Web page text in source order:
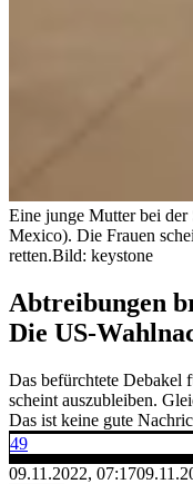
Eine junge Mutter bei
Mexico). Die Frauen
retten.Bild: keystone
Abtreibungen
Die US-
Das befürchtete Debakel
scheint auszubleiben.
Das ist keine gute
49
09.11.2022, 07:17